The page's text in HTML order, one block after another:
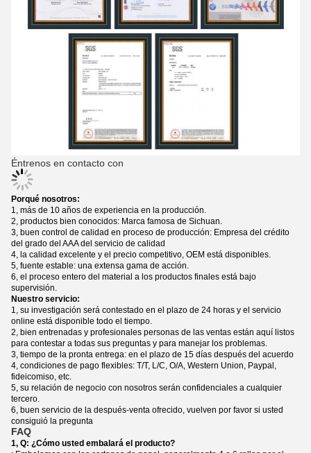
Éntrenos en contacto con
Porqué nosotros:
1, más de 10 años de experiencia en la producción.
2, productos bien conocidos: Marca famosa de Sichuan.
3, buen control de calidad en proceso de producción: Empresa del crédito
del grado del AAA del servicio de calidad
4, la calidad excelente y el precio competitivo, OEM está disponibles.
5, fuente estable: una extensa gama de acción.
6, el proceso entero del material a los productos finales está bajo
supervisión.
Nuestro servicio:
1, su investigación será contestado en el plazo de 24 horas y el servicio
online está disponible todo el tiempo.
2, bien entrenadas y profesionales personas de las ventas están aquí listos
para contestar a todas sus preguntas y para manejar los problemas.
3, tiempo de la pronta entrega: en el plazo de 15 días después del acuerdo
4, condiciones de pago flexibles: T/T, L/C, O/A, Western Union, Paypal,
fideicomiso, etc.
5, su relación de negocio con nosotros serán confidenciales a cualquier
tercero.
6, buen servicio de la después-venta ofrecido, vuelven por favor si usted
consiguió la pregunta
FAQ
1, Q: ¿Cómo usted embalará el producto?